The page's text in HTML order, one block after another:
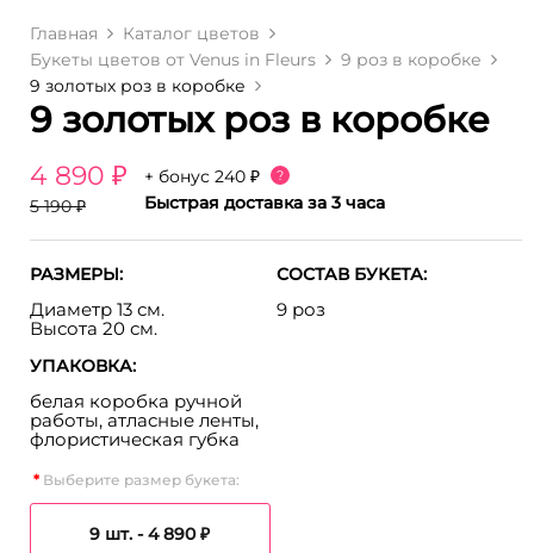
Главная
Каталог цветов
Букеты цветов от Venus in Fleurs
9 роз в коробке
9 золотых роз в коробке
9 золотых роз в коробке
4 890 ₽
5 190 ₽
+ бонус 240 ₽ ?
Быстрая доставка за 3 часа
РАЗМЕРЫ:
Диаметр 13 см.
Высота 20 см.
СОСТАВ БУКЕТА:
9 роз
УПАКОВКА:
белая коробка ручной
работы, атласные ленты,
флористическая губка
Выберите размер букета:
9 шт. -4 890 ₽